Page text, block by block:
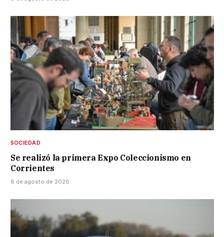
SOCIEDAD
Se realizó la primera Expo Coleccionismo en
Corrientes
8 de agosto de 2026